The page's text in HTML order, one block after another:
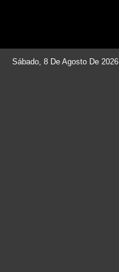
Sábado, 8 De Agosto De 2026